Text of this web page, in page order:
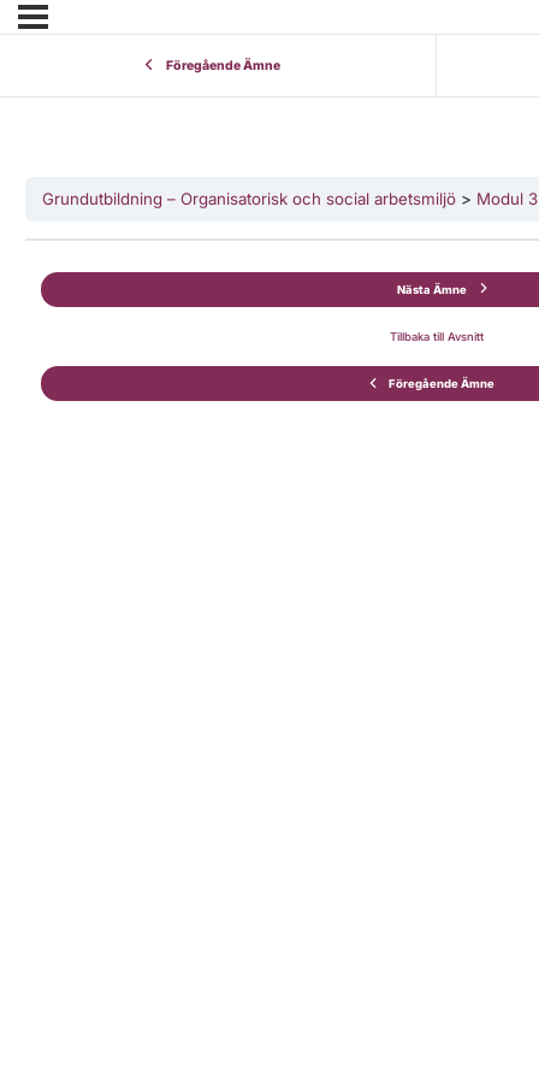
Föregående Ämne
Grundutbildning – Organisatorisk och social arbetsmiljö Modul
Föregående Ämne
Tillbaka till Avsnitt
Nästa Ämne